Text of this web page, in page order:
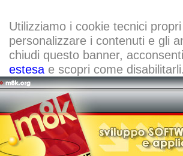
Utilizziamo i cookie tecnici
personalizzare i contenuti e gli
chiudi questo banner,
estesae scopri come